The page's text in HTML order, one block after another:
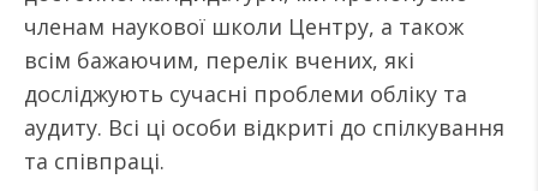
членам наукової школи Центру, а також
всім бажаючим, перелік вчених, які
досліджують сучасні проблеми обліку та
аудиту. Всі ці особи відкриті до спілкування
та співпраці.